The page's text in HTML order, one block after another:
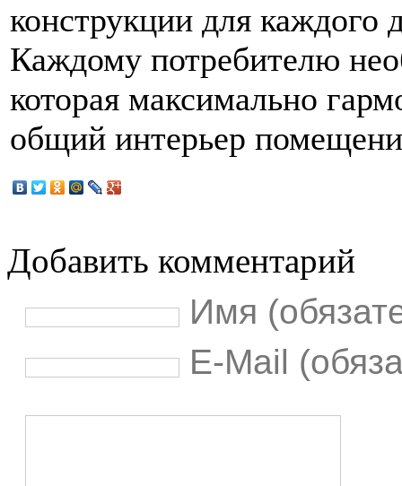
конструкции для каждого
Каждому потребителю
которая максимально
общий интерьер
Добавить комментарий
Имя
E-Mail